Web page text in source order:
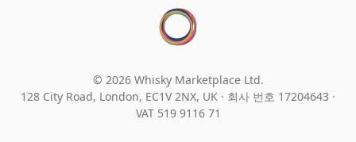
© 2026 Whisky Marketplace Ltd.
128 City Road, London, EC1V 2NX, UK · 회사 번호 17204643 ·
VAT 519 9116 71